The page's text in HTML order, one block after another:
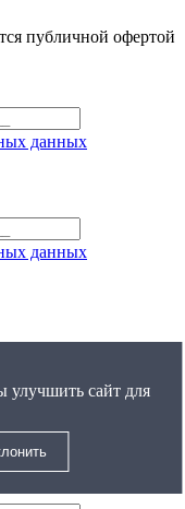
публичной офертой
данных
данных
данных
улучшить сайт для